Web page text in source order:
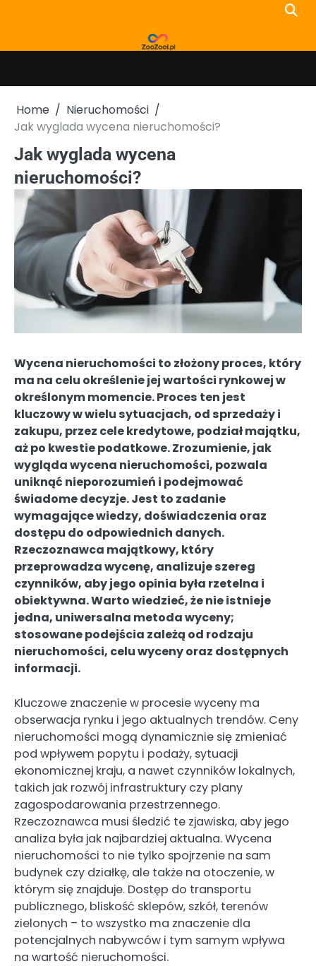
Home
Nieruchomości
Jak wyglada wycena nieruchomości?
Jak wyglada wycena
nieruchomości?
Wycena nieruchomości to złożony proces, który
ma na celu określenie jej wartości rynkowej w
określonym momencie. Proces ten jest
kluczowy w wielu sytuacjach, od sprzedaży i
zakupu, przez cele kredytowe, podział majątku,
aż po kwestie podatkowe. Zrozumienie, jak
wygląda wycena nieruchomości, pozwala
uniknąć nieporozumień i podejmować
świadome decyzje. Jest to zadanie
wymagające wiedzy, doświadczenia oraz
dostępu do odpowiednich danych.
Rzeczoznawca majątkowy, który
przeprowadza wycenę, analizuje szereg
czynników, aby jego opinia była rzetelna i
obiektywna. Warto wiedzieć, że nie istnieje
jedna, uniwersalna metoda wyceny;
stosowane podejścia zależą od rodzaju
nieruchomości, celu wyceny oraz dostępnych
informacji.
Kluczowe znaczenie w procesie wyceny ma
obserwacja rynku i jego aktualnych trendów. Ceny
nieruchomości mogą dynamicznie się zmieniać
pod wpływem popytu i podaży, sytuacji
ekonomicznej kraju, a nawet czynników lokalnych,
takich jak rozwój infrastruktury czy plany
zagospodarowania przestrzennego.
Rzeczoznawca musi śledzić te zjawiska, aby jego
analiza była jak najbardziej aktualna. Wycena
nieruchomości to nie tylko spojrzenie na sam
budynek czy działkę, ale także na otoczenie, w
którym się znajduje. Dostęp do transportu
publicznego, bliskość sklepów, szkół, terenów
zielonych – to wszystko ma znaczenie dla
potencjalnych nabywców i tym samym wpływa
na wartość nieruchomości.